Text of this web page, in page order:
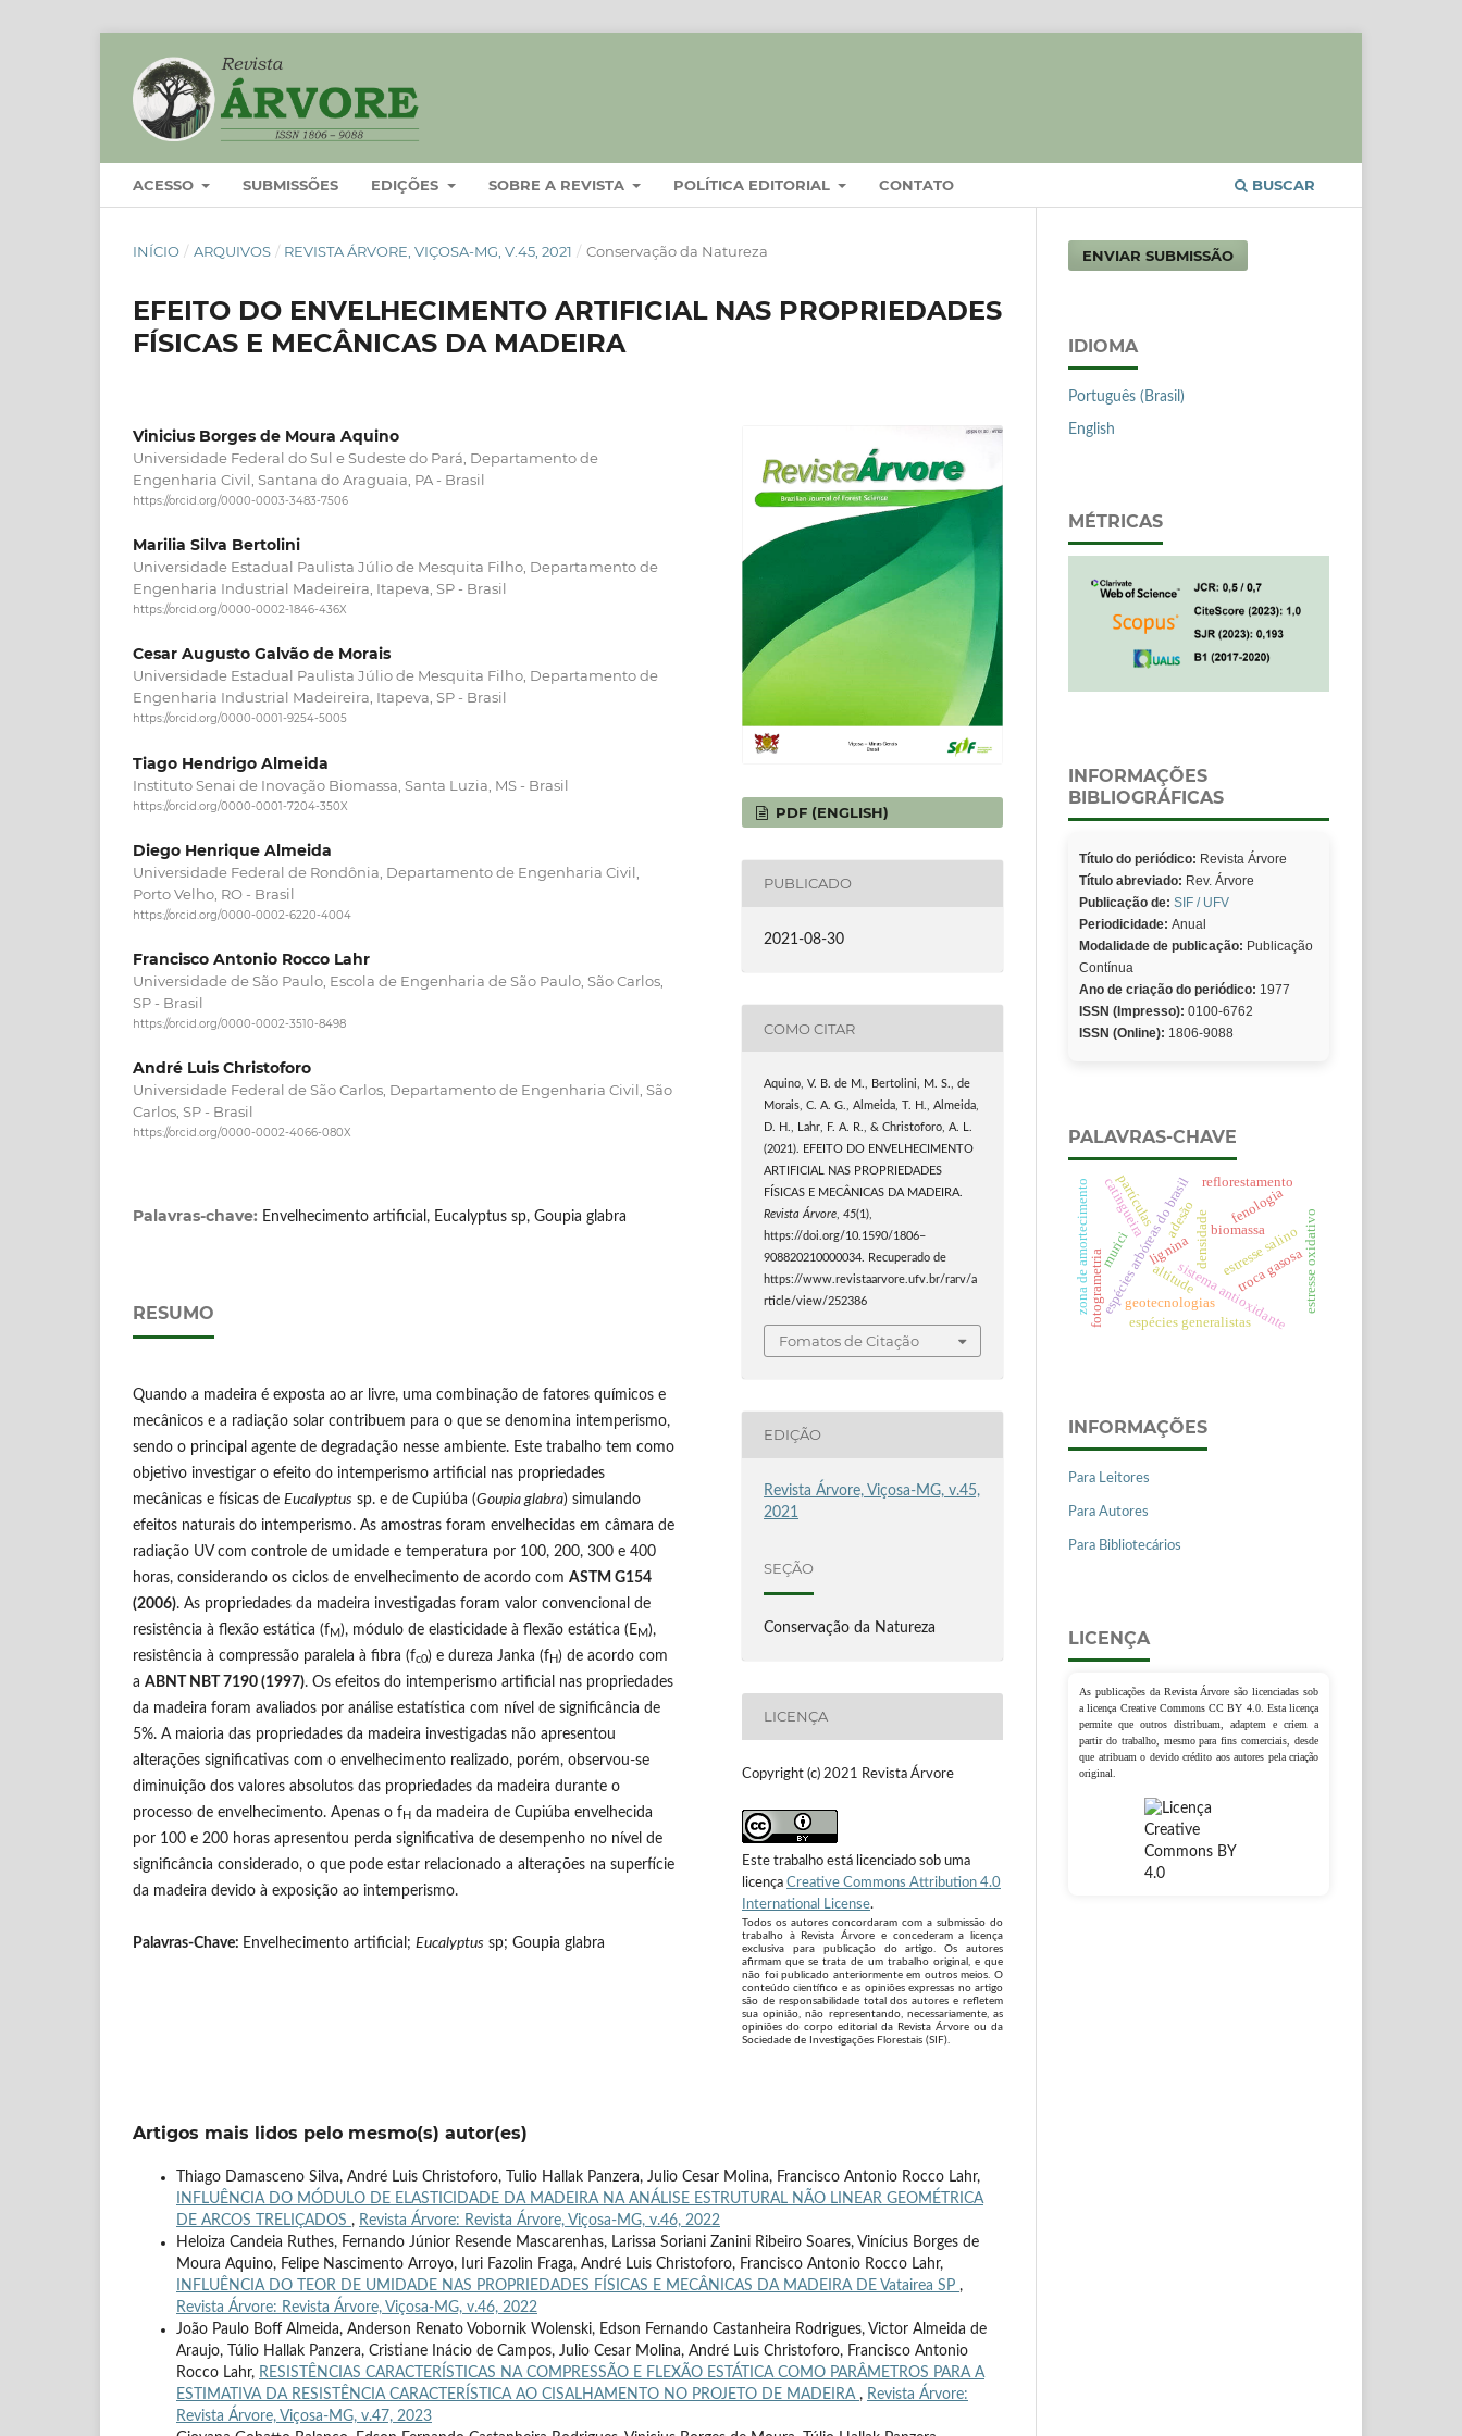
ACESSO SUBMISSÕES EDIÇÕES SOBRE A REVISTA POLÍTICA EDITORIAL CONTATO BUSCAR
INÍCIO / ARQUIVOS / REVISTA ÁRVORE, VIÇOSA-MG, V.45, 2021 / Conservação da Natureza
EFEITO DO ENVELHECIMENTO ARTIFICIAL NAS PROPRIEDADES
FÍSICAS E MECÂNICAS DA MADEIRA
Vinicius Borges de Moura Aquino
Universidade Federal do Sul e Sudeste do Pará, Departamento de
Engenharia Civil, Santana do Araguaia, PA - Brasil
https://orcid.org/0000-0003-3483-7506
Marilia Silva Bertolini
Universidade Estadual Paulista Júlio de Mesquita Filho, Departamento de
Engenharia Industrial Madeireira, Itapeva, SP - Brasil
https://orcid.org/0000-0002-1846-436X
Cesar Augusto Galvão de Morais
Universidade Estadual Paulista Júlio de Mesquita Filho, Departamento de
Engenharia Industrial Madeireira, Itapeva, SP - Brasil
https://orcid.org/0000-0001-9254-5005
Tiago Hendrigo Almeida
Instituto Senai de Inovação Biomassa, Santa Luzia, MS - Brasil
https://orcid.org/0000-0001-7204-350X
Diego Henrique Almeida
Universidade Federal de Rondônia, Departamento de Engenharia Civil,
Porto Velho, RO - Brasil
https://orcid.org/0000-0002-6220-4004
Francisco Antonio Rocco Lahr
Universidade de São Paulo, Escola de Engenharia de São Paulo, São Carlos,
SP - Brasil
https://orcid.org/0000-0002-3510-8498
André Luis Christoforo
Universidade Federal de São Carlos, Departamento de Engenharia Civil, São
Carlos, SP - Brasil
https://orcid.org/0000-0002-4066-080X
Palavras-chave: Envelhecimento artificial, Eucalyptus sp, Goupia glabra
RESUMO
Quando a madeira é exposta ao ar livre, uma combinação de fatores químicos e
mecânicos e a radiação solar contribuem para o que se denomina intemperismo,
sendo o principal agente de degradação nesse ambiente. Este trabalho tem como
objetivo investigar o efeito do intemperismo artificial nas propriedades
mecânicas e físicas de Eucalyptus sp. e de Cupiúba (Goupia glabra) simulando
efeitos naturais do intemperismo. As amostras foram envelhecidas em câmara de
radiação UV com controle de umidade e temperatura por 100, 200, 300 e 400
horas, considerando os ciclos de envelhecimento de acordo com ASTM G154
(2006). As propriedades da madeira investigadas foram valor convencional de
resistência à flexão estática (f M), módulo de elasticidade à flexão estática (E M),
resistência à compressão paralela à fibra (fc0) e dureza Janka (f H) de acordo com
a ABNT NBT 7190 (1997). Os efeitos do intemperismo artificial nas propriedades
da madeira foram avaliados por análise estatística com nível de significância de
5%. A maioria das propriedades da madeira investigadas não apresentou
alterações significativas com o envelhecimento realizado, porém, observou-se
diminuição dos valores absolutos das propriedades da madeira durante o
processo de envelhecimento. Apenas o f H da madeira de Cupiúba envelhecida
por 100 e 200 horas apresentou perda significativa de desempenho no nível de
significância considerado, o que pode estar relacionado a alterações na superfície
da madeira devido à exposição ao intemperismo.
Palavras-Chave: Envelhecimento artificial; Eucalyptus sp; Goupia glabra
PDF (ENGLISH)
PUBLICADO
2021-08-30
COMO CITAR
Aquino, V. B. de M., Bertolini, M. S., de
Morais, C. A. G., Almeida, T. H., Almeida,
D. H., Lahr, F. A. R., & Christoforo, A. L.
(2021). EFEITO DO ENVELHECIMENTO
ARTIFICIAL NAS PROPRIEDADES
FÍSICAS E MECÂNICAS DA MADEIRA.
Revista Árvore,45(1),
https://doi.org/10.1590/1806–
908820210000034. Recuperado de
https://www.revistaarvore.ufv.br/rarv/a
rticle/view/252386
Fomatos de Citação
EDIÇÃO
Revista Árvore, Viçosa-MG, v.45,
2021
SEÇÃO
Conservação da Natureza
LICENÇA
Copyright (c) 2021 Revista Árvore
Este trabalho está licenciado sob uma
licença Creative Commons Attribution 4.0
International License.
Todos os autores concordaram com a submissão do
trabalho à Revista Árvore e concederam a licença
exclusiva para publicação do artigo. Os autores
afirmam que se trata de um trabalho original, e que
não foi publicado anteriormente em outros meios. O
conteúdo científico e as opiniões expressas no artigo
são de responsabilidade total dos autores e refletem
sua opinião, não representando, necessariamente, as
opiniões do corpo editorial da Revista Árvore ou da
Sociedade de Investigações Florestais (SIF).
Artigos mais lidos pelo mesmo(s) autor(es)
Thiago Damasceno Silva, André Luis Christoforo, Tulio Hallak Panzera, Julio Cesar Molina, Francisco Antonio Rocco Lahr,
INFLUÊNCIA DO MÓDULO DE ELASTICIDADE DA MADEIRA NA ANÁLISE ESTRUTURAL NÃO LINEAR GEOMÉTRICA
DE ARCOS TRELIÇADOS , Revista Árvore: Revista Árvore, Viçosa-MG, v.46, 2022
Heloiza Candeia Ruthes, Fernando Júnior Resende Mascarenhas, Larissa Soriani Zanini Ribeiro Soares, Vinícius Borges de
Moura Aquino, Felipe Nascimento Arroyo, Iuri Fazolin Fraga, André Luis Christoforo, Francisco Antonio Rocco Lahr,
INFLUÊNCIA DO TEOR DE UMIDADE NAS PROPRIEDADES FÍSICAS E MECÂNICAS DA MADEIRA DE Vatairea SP ,
Revista Árvore: Revista Árvore, Viçosa-MG, v.46, 2022
João Paulo Boff Almeida, Anderson Renato Vobornik Wolenski, Edson Fernando Castanheira Rodrigues, Victor Almeida de
Araujo, Túlio Hallak Panzera, Cristiane Inácio de Campos, Julio Cesar Molina, André Luis Christoforo, Francisco Antonio
Rocco Lahr, RESISTÊNCIAS CARACTERÍSTICAS NA COMPRESSÃO E FLEXÃO ESTÁTICA COMO PARÂMETROS PARA A
ESTIMATIVA DA RESISTÊNCIA CARACTERÍSTICA AO CISALHAMENTO NO PROJETO DE MADEIRA , Revista Árvore:
Revista Árvore, Viçosa-MG, v.47, 2023
ENVIAR SUBMISSÃO
IDIOMA
Português (Brasil)
English
MÉTRICAS
INFORMAÇÕES
BIBLIOGRÁFICAS
Título do periódico: Revista Árvore
Título abreviado: Rev. Árvore
Publicação de: SIF / UFV
Periodicidade: Anual
Modalidade de publicação: Publicação
Contínua
Ano de criação do periódico: 1977
ISSN (Impresso): 0100-6762
ISSN (Online): 1806-9088
PALAVRAS-CHAVE
biomassa
densidade
sistema antioxidante
troca gasosa
espécies arbóreas do brasil
lignina estresse salino
catingueira
altitude
espécies generalistas
fotogrametria estresse oxidativo
zona de amortecimento geotecnologias
fenologia
murici
adesão
reflorestamento
partículas
INFORMAÇÕES
Para Leitores
Para Autores
Para Bibliotecários
LICENÇA
As publicações da Revista Árvore são licenciadas sob
a licença Creative Commons CC BY 4.0. Esta licença
permite que outros distribuam, adaptem e criem a
partir do trabalho, mesmo para fins comerciais, desde
que atribuam o devido crédito aos autores pela criação
original.